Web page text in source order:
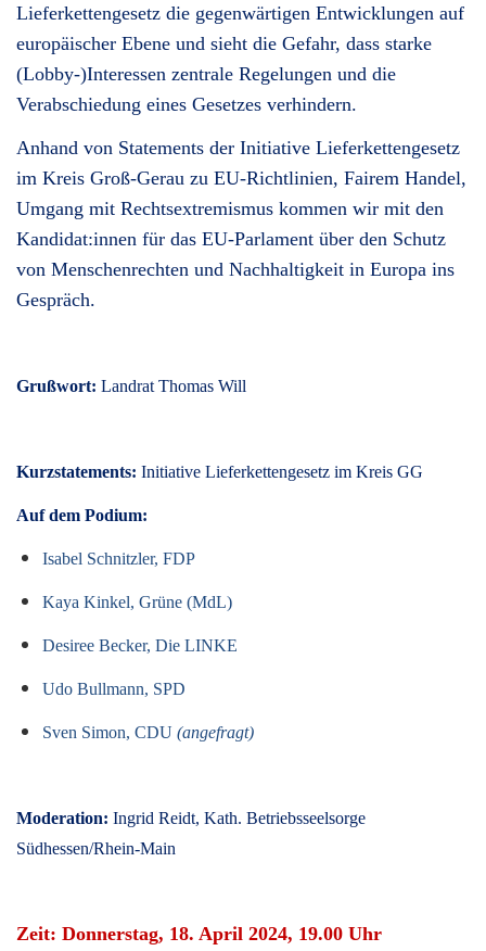
Lieferkettengesetz die gegenwärtigen Entwicklungen auf
europäischer Ebene und sieht die Gefahr, dass starke
(Lobby-)Interessen zentrale Regelungen und die
Verabschiedung eines Gesetzes verhindern.
Anhand von Statements der Initiative Lieferkettengesetz
im Kreis Groß-Gerau zu EU-Richtlinien, Fairem Handel,
Umgang mit Rechtsextremismus kommen wir mit den
Kandidat:innen für das EU-Parlament über den Schutz
von Menschenrechten und Nachhaltigkeit in Europa ins
Gespräch.
Grußwort: Landrat Thomas Will
Kurzstatements: Initiative Lieferkettengesetz im Kreis GG
Auf dem Podium:
Isabel Schnitzler, FDP
Kaya Kinkel, Grüne (MdL)
Desiree Becker, Die LINKE
Udo Bullmann, SPD
Sven Simon, CDU (angefragt)
Moderation: Ingrid Reidt, Kath. Betriebsseelsorge
Südhessen/Rhein-Main
Zeit: Donnerstag, 18. April 2024, 19.00 Uhr